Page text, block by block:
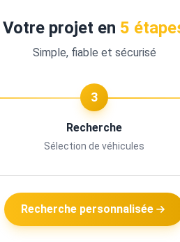
Votre projet en 5
Simple, fiable et sécurisé
3
Recherche
Sélection de véhicules
Recherche personnalisée